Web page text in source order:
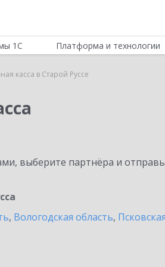
1С Платформа и технологии
касса в Старой Руссе
выберите партнёра и
, Вологодская область,